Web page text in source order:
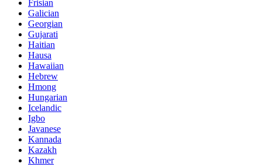
Frisian
Galician
Georgian
Gujarati
Haitian
Hausa
Hawaiian
Hebrew
Hmong
Hungarian
Icelandic
Igbo
Javanese
Kannada
Kazakh
Khmer